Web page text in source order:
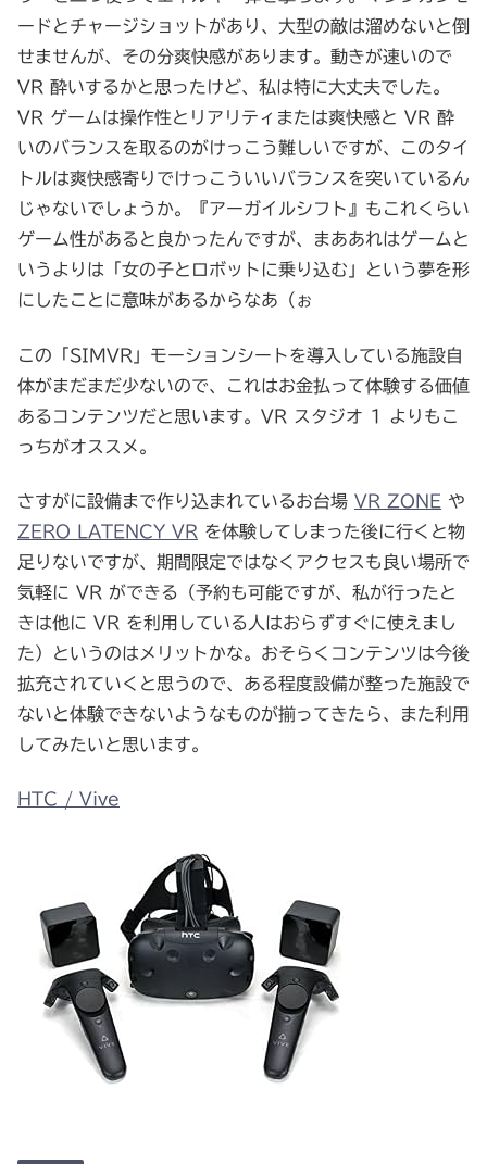
ードとチャージショットがあり、大型の敵は溜めないと倒
せませんが、その分爽快感があります。動きが速いので
VR 酔いするかと思ったけど、私は特に大丈夫でした。
VR ゲームは操作性とリアリティまたは爽快感と VR 酔
いのバランスを取るのがけっこう難しいですが、このタイ
トルは爽快感寄りでけっこういいバランスを突いているん
じゃないでしょうか。『アーガイルシフト』もこれくらい
ゲーム性があると良かったんですが、まああれはゲームと
いうよりは「女の子とロボットに乗り込む」という夢を形
にしたことに意味があるからなあ（ぉ
この「SIMVR」モーションシートを導入している施設自
体がまだまだ少ないので、これはお金払って体験する価値
あるコンテンツだと思います。VR スタジオ 1 よりもこ
っちがオススメ。
さすがに設備まで作り込まれているお台場 VR ZONE や
ZERO LATENCY VR を体験してしまった後に行くと物
足りないですが、期間限定ではなくアクセスも良い場所で
気軽に VR ができる（予約も可能ですが、私が行ったと
きは他に VR を利用している人はおらずすぐに使えまし
た）というのはメリットかな。おそらくコンテンツは今後
拡充されていくと思うので、ある程度設備が整った施設で
ないと体験できないようなものが揃ってきたら、また利用
してみたいと思います。
HTC / Vive